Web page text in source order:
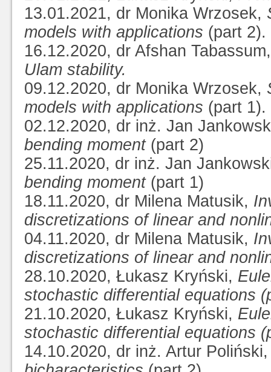
13.01.2021, dr Monika Wrzosek,
models with applications (part 2).
16.12.2020, dr Afshan
Ulam stability.
09.12.2020, dr Monika Wrzosek,
models with applications (part 1).
02.12.2020, dr inż. Jan
bending moment(part 2)
25.11.2020, dr inż. Jan
bending moment(part 1)
18.11.2020, dr Milena Matusik,
discretizations of linear and
04.11.2020, dr Milena Matusik,
discretizations of linear and
28.10.2020, Łukasz Kryński,
stochastic differential equations
21.10.2020, Łukasz Kryński,
stochastic differential equations
14.10.2020, dr inż. Artur